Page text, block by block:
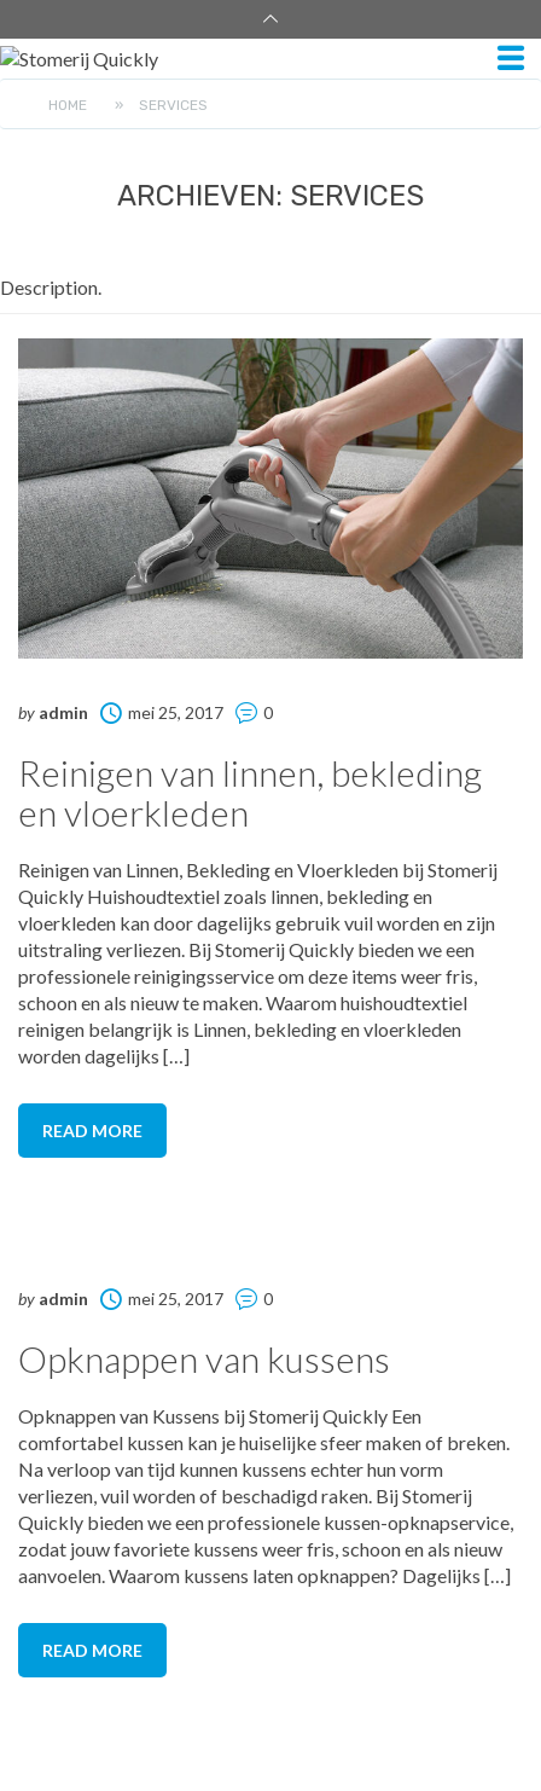
HOME » SERVICES
ARCHIEVEN: SERVICES
Description.
by admin mei 25, 2017 0
Reinigen van linnen, bekleding
en vloerkleden
Reinigen van Linnen, Bekleding en Vloerkleden bij Stomerij
Quickly Huishoudtextiel zoals linnen, bekleding en
vloerkleden kan door dagelijks gebruik vuil worden en zijn
uitstraling verliezen. Bij Stomerij Quickly bieden we een
professionele reinigingsservice om deze items weer fris,
schoon en als nieuw te maken. Waarom huishoudtextiel
reinigen belangrijk is Linnen, bekleding en vloerkleden
worden dagelijks […]
READ MORE
by admin mei 25, 2017 0
Opknappen van kussens
Opknappen van Kussens bij Stomerij Quickly Een
comfortabel kussen kan je huiselijke sfeer maken of breken.
Na verloop van tijd kunnen kussens echter hun vorm
verliezen, vuil worden of beschadigd raken. Bij Stomerij
Quickly bieden we een professionele kussen-opknapservice,
zodat jouw favoriete kussens weer fris, schoon en als nieuw
aanvoelen. Waarom kussens laten opknappen? Dagelijks […]
READ MORE